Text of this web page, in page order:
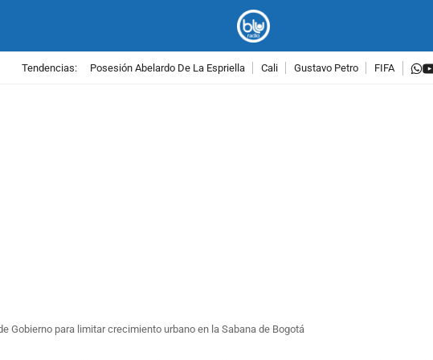
Tendencias: Posesión Abelardo De La Espriella Cali Gustavo Petro FIFA
Gobierno para limitar crecimiento urbano en la Sabana de Bogotá